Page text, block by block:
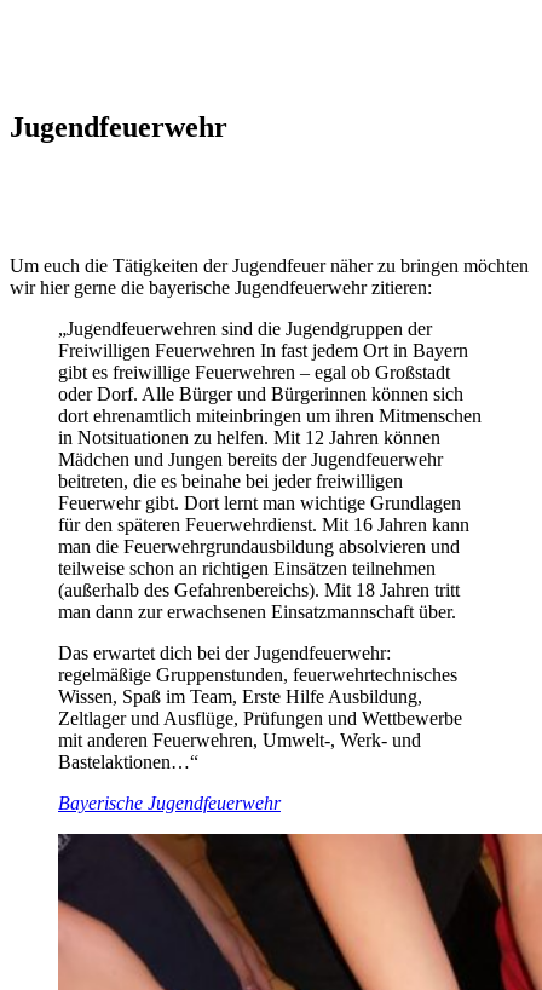
Jugendfeuerwehr
Um euch die Tätigkeiten der Jugendfeuer näher zu bringen möchten
wir hier gerne die bayerische Jugendfeuerwehr zitieren:
„Jugendfeuerwehren sind die Jugendgruppen der
Freiwilligen Feuerwehren In fast jedem Ort in Bayern
gibt es freiwillige Feuerwehren – egal ob Großstadt
oder Dorf. Alle Bürger und Bürgerinnen können sich
dort ehrenamtlich miteinbringen um ihren Mitmenschen
in Notsituationen zu helfen. Mit 12 Jahren können
Mädchen und Jungen bereits der Jugendfeuerwehr
beitreten, die es beinahe bei jeder freiwilligen
Feuerwehr gibt. Dort lernt man wichtige Grundlagen
für den späteren Feuerwehrdienst. Mit 16 Jahren kann
man die Feuerwehrgrundausbildung absolvieren und
teilweise schon an richtigen Einsätzen teilnehmen
(außerhalb des Gefahrenbereichs). Mit 18 Jahren tritt
man dann zur erwachsenen Einsatzmannschaft über.
Das erwartet dich bei der Jugendfeuerwehr:
regelmäßige Gruppenstunden, feuerwehrtechnisches
Wissen, Spaß im Team, Erste Hilfe Ausbildung,
Zeltlager und Ausflüge, Prüfungen und Wettbewerbe
mit anderen Feuerwehren, Umwelt-, Werk- und
Bastelaktionen…“
Bayerische Jugendfeuerwehr